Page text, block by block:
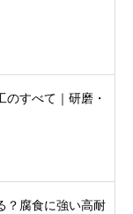
のすべて｜研磨・
？腐食に強い高耐